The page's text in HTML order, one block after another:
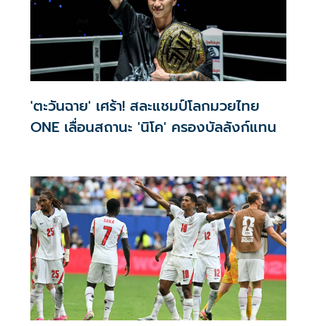
'ตะวันฉาย' เศร้า! สละแชมป์โลกมวยไทย
ONE เลื่อนสถานะ 'นิโค' ครองบัลลังก์แทน